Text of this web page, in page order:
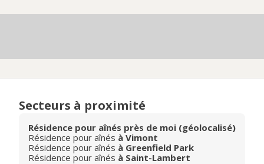
Secteurs à proximité
Résidence pour aînés près de moi (géolocalisé)
Résidence pour aînés à Vimont
Résidence pour aînés à Greenfield Park
Résidence pour aînés à Saint-Lambert